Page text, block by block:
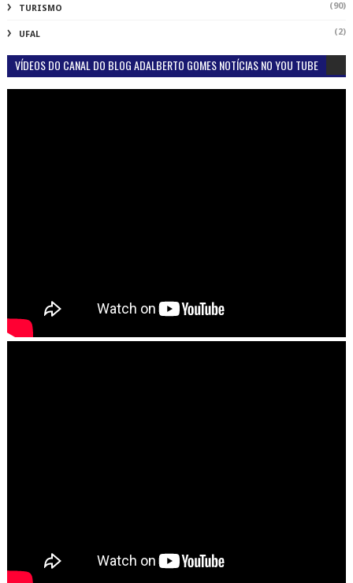
TURISMO (90)
UFAL (2)
VÍDEOS DO CANAL DO BLOG ADALBERTO GOMES NOTÍCIAS NO YOU TUBE